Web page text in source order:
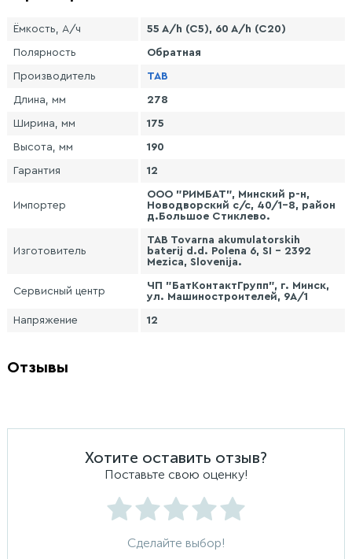
Ёмкость, А/ч 55 A/h (C5), 60 A/h (C20)
Полярность Обратная
Производитель TAB
Длина, мм 278
Ширина, мм 175
Высота, мм 190
Гарантия 12
Импортер
ООО "РИМБАТ", Минский р-н,
Новодворский с/с, 40/1-8, район
д.Большое Стиклево.
Изготовитель
TAB Tovarna akumulatorskih
baterij d.d. Polena 6, SI - 2392
Mezica, Slovenija.
Сервисный центр
ЧП "БатКонтактГрупп", г. Минск,
ул. Машиностроителей, 9А/1
Напряжение 12
Отзывы
Хотите оставить отзыв?
Поставьте свою оценку!
Сделайте выбор!